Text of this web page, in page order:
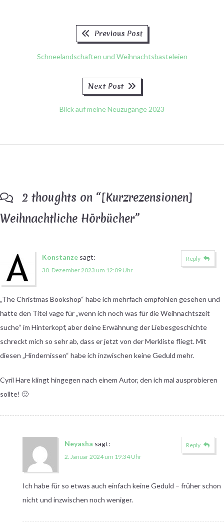
BeitragsnavigationPrevious Post
Schneelandschaften und Weihnachtsbasteleien
Next Post
Blick auf meine Neuzugänge 2023
2 thoughts on “[Kurzrezensionen]
Weihnachtliche Hörbücher”
Konstanze sagt:
30. Dezember 2023 um 12:09 Uhr
„The Christmas Bookshop“ habe ich mehrfach empfohlen gesehen und
hatte den Titel vage für „wenn ich noch was für die Weihnachtszeit
suche“ im Hinterkopf, aber deine Erwähnung der Liebesgeschichte
schreckt mich so sehr ab, dass er jetzt von der Merkliste fliegt. Mit
diesen „Hindernissen“ habe ich inzwischen keine Geduld mehr.
Cyril Hare klingt hingegen nach einem Autor, den ich mal ausprobieren
sollte! 🙂
Reply
Neyasha sagt:
2. Januar 2024 um 19:34 Uhr
Ich habe für so etwas auch einfach keine Geduld – früher schon
nicht und inzwischen noch weniger.
Reply